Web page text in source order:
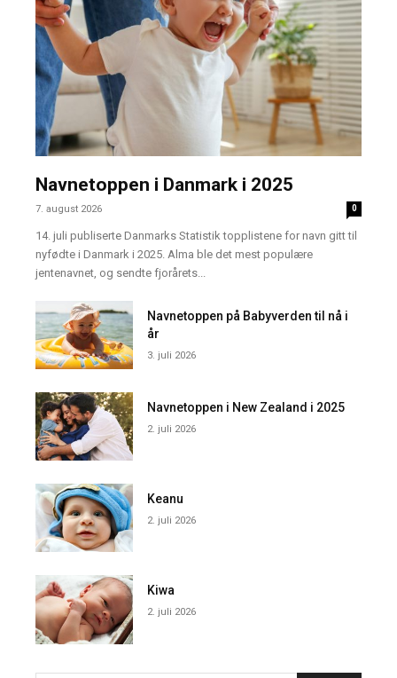
Navnetoppen i Danmark i 2025
7. august 2026 0
14. juli publiserte Danmarks Statistik topplistene for navn gitt til
nyfødte i Danmark i 2025. Alma ble det mest populære
jentenavnet, og sendte fjorårets...
Navnetoppen på Babyverden til nå i
år
3. juli 2026
Navnetoppen i New Zealand i 2025
2. juli 2026
Keanu
2. juli 2026
Kiwa
2. juli 2026